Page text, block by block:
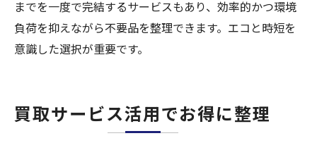
までを一度で完結するサービスもあり、効率的かつ環境
負荷を抑えながら不要品を整理できます。エコと時短を
意識した選択が重要です。
買取サービス活用でお得に整理